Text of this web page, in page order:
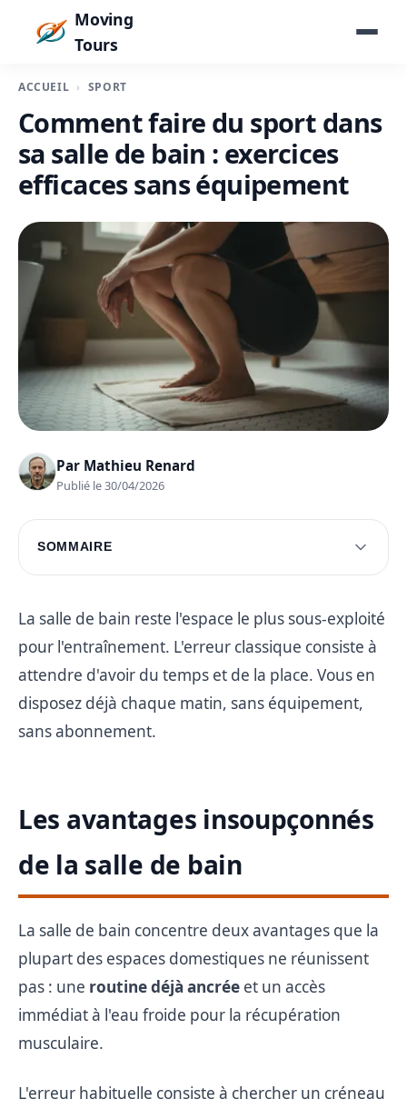
Moving
Tours
ACCUEIL SPORT
Comment faire du sport dans
sa salle de bain : exercices
efficaces sans équipement
Par Mathieu Renard
Publié le 30/04/2026
SOMMAIRE
Les avantages insoupçonnés de la salle de bain
Les exercices essentiels à découvrir
Routine complète accessible aux débutants
Questions fréquentes
La salle de bain reste l'espace le plus sous-exploité
pour l'entraînement. L'erreur classique consiste à
attendre d'avoir du temps et de la place. Vous en
disposez déjà chaque matin, sans équipement,
sans abonnement.
Les avantages insoupçonnés
de la salle de bain
La salle de bain concentre deux avantages que la
plupart des espaces domestiques ne réunissent
pas : une routine déjà ancrée et un accès
immédiat à l'eau froide pour la récupération
musculaire.
L'erreur habituelle consiste à chercher un créneau